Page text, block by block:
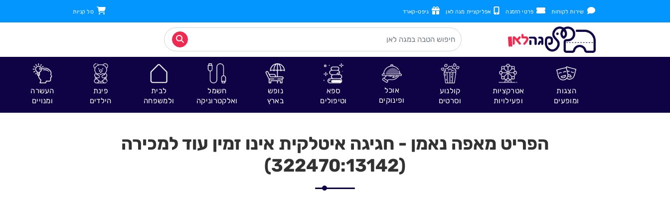
שירות לקוחות פרטי הזמנה אפליקציית מגה לאן גיפט-קארד סל קניות
הצגות
ומופעים
אטרקציות
ופעילויות
קולנוע
וסרטים
אוכל
ופינוקים
ספא
וטיפולים
נופש
בארץ
חשמל
ואלקטרוניקה
לבית
ולמשפחה
פינת
הילדים
העשרה
ומנויים
הפריט מאפה נאמן - חגיגה איטלקית אינו זמין עוד למכירה
(322470:13142)